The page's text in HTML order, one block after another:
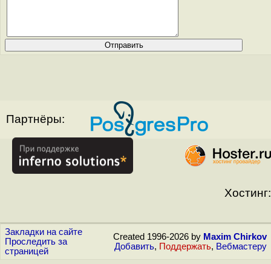
Партнёры:
Хостинг:
Закладки на сайте
Проследить за
страницей
Created 1996-2026 by Maxim Chirkov
Добавить, Поддержать, Вебмастеру